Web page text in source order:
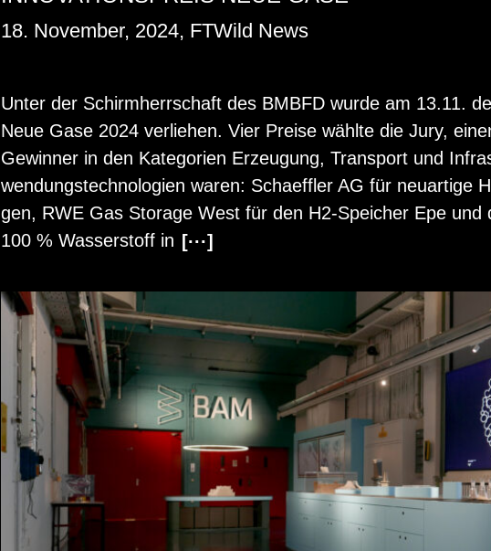
18. November, 2024, FTWild News
Unter der Schirm­herr­schaft des BMBFD wurde am 13.11.
Neue Gase 2024 ver­lie­hen. Vier Prei­se wähl­te die Jury,
Ge­win­ner in den Ka­te­go­ri­en Er­zeu­gung, Trans­port und
wen­dungs­tech­no­lo­gi­en waren: Scha­eff­ler AG für neu­ar­ti­ge
gen, RWE Gas Sto­r­a­ge West für den H2-Spei­cher Epe und
100 % Was­ser­stoff in [···]